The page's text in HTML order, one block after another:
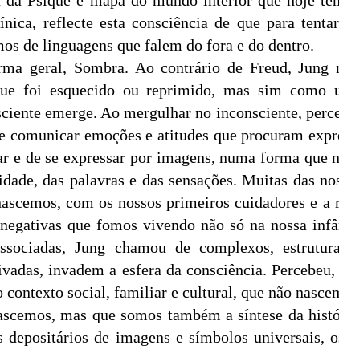
reflecte esta consciência de que para
de linguagens que falem do fora e do dentro.
geral, Sombra. Ao contrário de Freud, Jung
foi esquecido ou reprimido, mas sim como
emerge. Ao mergulhar no inconsciente,
emoções e atitudes que procuram
e de se expressar por imagens, numa forma
das palavras e das sensações. Muitas das
com os nossos primeiros cuidadores e a
que fomos vivendo não só na nossa
Jung chamou de complexos,
invadem a esfera da consciência.
contexto social, familiar e cultural, que não
mas que somos também a síntese da
depositários de imagens e símbolos universais,